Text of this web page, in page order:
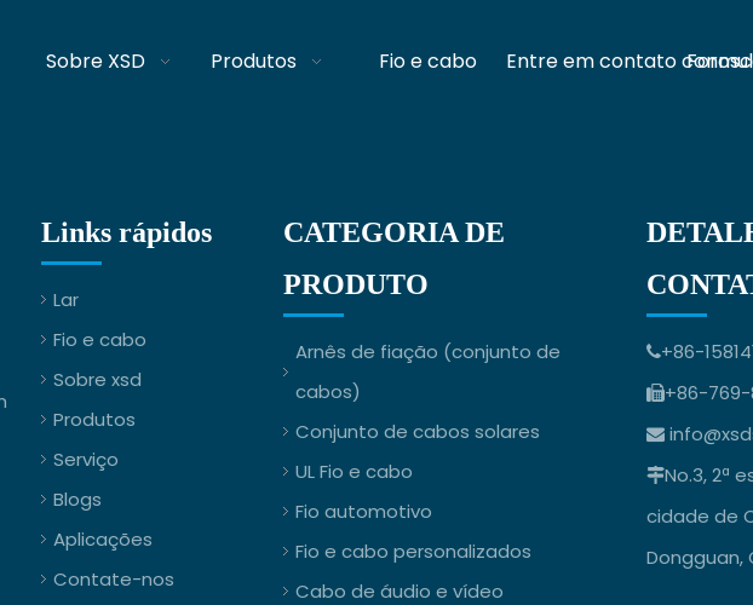
Sobre XSD Produtos Fio e cabo Entre em contato
Links rápidos
Lar
Fio e cabo
Sobre xsd
Produtos
Serviço
Blogs
Aplicações
Contate-nos
CATEGORIA DE
PRODUTO
Arnês de fiação (conjunto de
cabos)
Conjunto de cabos solares
UL Fio e cabo
Fio automotivo
Fio e cabo personalizados
Cabo de áudio e vídeo
+86-
+86-769-

No.3, 2ª
cidade de
Dongguan,